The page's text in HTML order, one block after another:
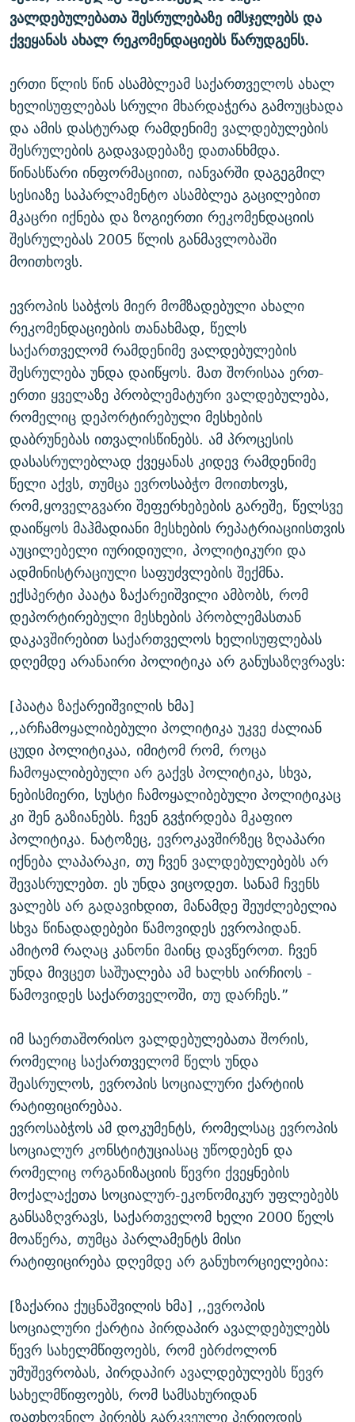
ᲛᲝᲚᲐᲞᲐᲠᲐᲙᲔ ᲢᲔᲥᲡᲢᲔᲑᲘ
ᲨᲘᲜ - ᲣᲪᲮᲝᲔᲗᲨᲘ
ᲚᲘᲢᲔᲠᲐᲢᲣᲠᲣᲚᲘ ᲬᲐᲮᲜᲐᲒᲔᲑᲘ
ᲐᲛᲔᲠᲘᲙᲣᲚᲘ ᲛᲝᲗᲮᲠᲝᲑᲐ
ᲘᲛᲞᲔᲠᲘᲐ ᲓᲐ ᲠᲐᲓᲘᲝ
ᲩᲔᲛᲘ ᲡᲘᲙᲕᲓᲘᲚᲘᲡ ᲛᲘᲖᲔᲖᲘᲐ COVID-19
11 ᲬᲔᲚᲘ - 11 ᲐᲛᲑᲐᲕᲘ
ᲡᲐᲞᲐᲠᲚᲐᲛᲔᲜᲢᲝ ᲐᲠᲩᲔᲕᲜᲔᲑᲘᲡ ᲘᲡᲢᲝᲠᲘᲐ
ᲑᲐᲕᲨᲕᲔᲑᲘ ᲞᲠᲝᲡᲢᲘᲢᲣᲪᲘᲐᲨᲘ - ᲐᲛᲝᲣᲗᲥᲛᲔᲚᲘ ᲐᲛᲑᲐᲕᲘ
5 ᲐᲛᲑᲐᲕᲘ - 20 ᲘᲕᲜᲘᲡᲡ ᲓᲐᲨᲐᲕᲔᲑᲣᲚᲔᲑᲘ
ᲐᲒᲕᲘᲡᲢᲝᲡ ᲝᲛᲘ
ПРИВЕТ ᲙᲣᲚᲢᲣᲠᲐ
ᲒᲐᲛᲝᲘᲬᲔᲠᲔ
რთე/რთ-ის ყველა საიტი
ვალდებულებათა შესრულებაზე იმსჯელებს და
ქვეყანას ახალ რეკომენდაციებს წარუდგენს.
ერთი წლის წინ ასამბლეამ საქართველოს ახალ
ხელისუფლებას სრული მხარდაჭერა გამოუცხადა
და ამის დასტურად რამდენიმე ვალდებულების
შესრულების გადავადებაზე დათანხმდა.
წინასწარი ინფორმაციით, იანვარში დაგეგმილ
სესიაზე საპარლამენტო ასამბლეა გაცილებით
მკაცრი იქნება და ზოგიერთი რეკომენდაციის
შესრულებას 2005 წლის განმავლობაში
მოითხოვს.
ევროპის საბჭოს მიერ მომზადებული ახალი
რეკომენდაციების თანახმად, წელს
საქართველომ რამდენიმე ვალდებულების
შესრულება უნდა დაიწყოს. მათ შორისაა ერთ-
ერთი ყველაზე პრობლემატური ვალდებულება,
რომელიც დეპორტირებული მესხების
დაბრუნებას ითვალისწინებს. ამ პროცესის
დასასრულებლად ქვეყანას კიდევ რამდენიმე
წელი აქვს, თუმცა ევროსაბჭო მოითხოვს,
რომ,ყოველგვარი შეფერხებების გარეშე, წელსვე
დაიწყოს მაჰმადიანი მესხების რეპატრიაციისთვის
აუცილებელი იურიდიული, პოლიტიკური და
ადმინისტრაციული საფუძვლების შექმნა.
ექსპერტი პაატა ზაქარეიშვილი ამბობს, რომ
დეპორტირებული მესხების პრობლემასთან
დაკავშირებით საქართველოს ხელისუფლებას
დღემდე არანაირი პოლიტიკა არ განუსაზღვრავს:
[პაატა ზაქარეიშვილის ხმა]
,,არჩამოყალიბებული პოლიტიკა უკვე ძალიან
ცუდი პოლიტიკაა, იმიტომ რომ, როცა
ჩამოყალიბებული არ გაქვს პოლიტიკა, სხვა,
ნებისმიერი, სუსტი ჩამოყალიბებული პოლიტიკაც
კი შენ გაზიანებს. ჩვენ გვჭირდება მკაფიო
პოლიტიკა. ნატოზეც, ევროკავშირზეც ზღაპარი
იქნება ლაპარაკი, თუ ჩვენ ვალდებულებებს არ
შევასრულებთ. ეს უნდა ვიცოდეთ. სანამ ჩვენს
ვალებს არ გადავიხდით, მანამდე შეუძლებელია
სხვა წინადადებები წამოვიდეს ევროპიდან.
ამიტომ რაღაც კანონი მაინც დავწეროთ. ჩვენ
უნდა მივცეთ საშუალება ამ ხალხს აირჩიოს -
წამოვიდეს საქართველოში, თუ დარჩეს.”
იმ საერთაშორისო ვალდებულებათა შორის,
რომელიც საქართველომ წელს უნდა
შეასრულოს, ევროპის სოციალური ქარტიის
რატიფიცირებაა.
ევროსაბჭოს ამ დოკუმენტს, რომელსაც ევროპის
სოციალურ კონსტიტუციასაც უწოდებენ და
რომელიც ორგანიზაციის წევრი ქვეყნების
მოქალაქეთა სოციალურ-ეკონომიკურ უფლებებს
განსაზღვრავს, საქართველომ ხელი 2000 წელს
მოაწერა, თუმცა პარლამენტს მისი
რატიფიცირება დღემდე არ განუხორციელებია:
[ზაქარია ქუცნაშვილის ხმა] ,,ევროპის
სოციალური ქარტია პირდაპირ ავალდებულებს
წევრ სახელმწიფოებს, რომ ებრძოლონ
უმუშევრობას, პირდაპირ ავალდებულებს წევრ
სახელმწიფოებს, რომ სამსახურიდან
დათხოვნილ პირებს გარკვეული პერიოდის